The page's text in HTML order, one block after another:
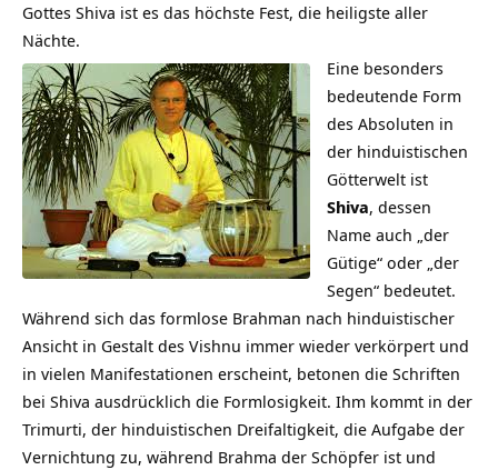
Gottes Shiva ist es das höchste Fest, die heiligste aller
Nächte.
Eine besonders
bedeutende Form
des Absoluten in
der hinduistischen
Götterwelt ist
Shiva, dessen
Name auch „der
Gütige“ oder „der
Segen“ bedeutet.
Während sich das formlose Brahman nach hinduistischer
Ansicht in Gestalt des Vishnu immer wieder verkörpert und
in vielen Manifestationen erscheint, betonen die Schriften
bei Shiva ausdrücklich die Formlosigkeit. Ihm kommt in der
Trimurti, der hinduistischen Dreifaltigkeit, die Aufgabe der
Vernichtung zu, während Brahma der Schöpfer ist und